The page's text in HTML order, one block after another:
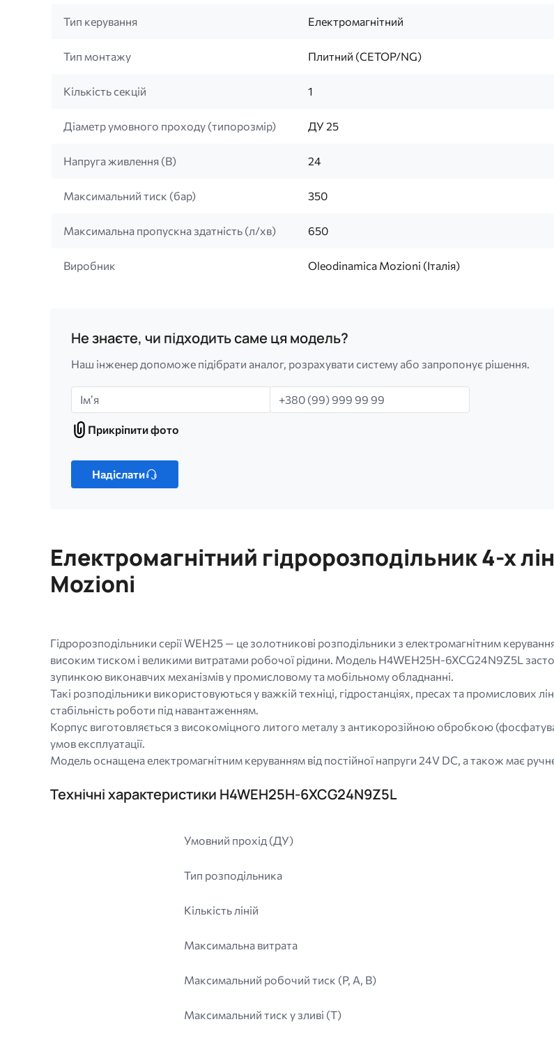
Тип керування Електромагнітний
Тип монтажу Плитний (CETOP/NG)
Кількість секцій 1
Діаметр умовного проходу (типорозмір) ДУ 25
Напруга живлення (B) 24
Максимальний тиск (бар) 350
Максимальна пропускна здатність (л/хв) 650
Виробник Oleodinamica Mozioni (Італія)
Не знаєте, чи підходить саме ця модель?
Наш інженер допоможе підібрати аналог, розрахувати систему або запропонує рішення.
Імʼя Телефон
Прикріпити
Прикріпити фото
один
файл.
Дозволені
gif
Надіслати
Електромагнітний гідророзподільник 4-х
Mozioni
Гідророзподільники серії WEH25 — це золотникові розподільники з електромагнітним
високим тиском і великими витратами робочої рідини. Модель H4WEH25H-6XCG24N9Z5L
зупинкою виконавчих механізмів у промисловому та мобільному обладнанні.
Такі розподільники використовуються у важкій техніці, гідростанціях, пресах та промислових
стабільність роботи під навантаженням.
Корпус виготовляється з високоміцного литого металу з антикорозійною обробкою
умов експлуатації.
Модель оснащена електромагнітним керуванням від постійної напруги 24V DC, а також має
Технічні характеристики H4WEH25H-6XCG24N9Z5L
Умовний прохід (ДУ)
Тип розподільника
Кількість ліній
Максимальна витрата
Максимальний робочий тиск (P, A, B)
Максимальний тиск у зливі (T)